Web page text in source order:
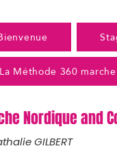
La Méthode 360
Nordique and
GILBERT